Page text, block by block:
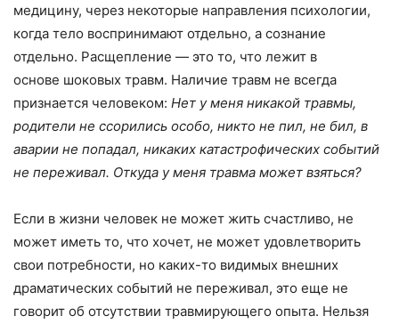
медицину, через некоторые направления психологии,
когда тело воспринимают отдельно, а сознание
отдельно. Расщепление — это то, что лежит в
основе шоковых травм. Наличие травм не всегда
признается человеком: Нет у меня никакой травмы,
родители не ссорились особо, никто не пил, не бил, в
аварии не попадал, никаких катастрофических событий
не переживал. Откуда у меня травма может взяться?
Если в жизни человек не может жить счастливо, не
может иметь то, что хочет, не может удовлетворить
свои потребности, но каких-то видимых внешних
драматических событий не переживал, это еще не
говорит об отсутствии травмирующего опыта. Нельзя